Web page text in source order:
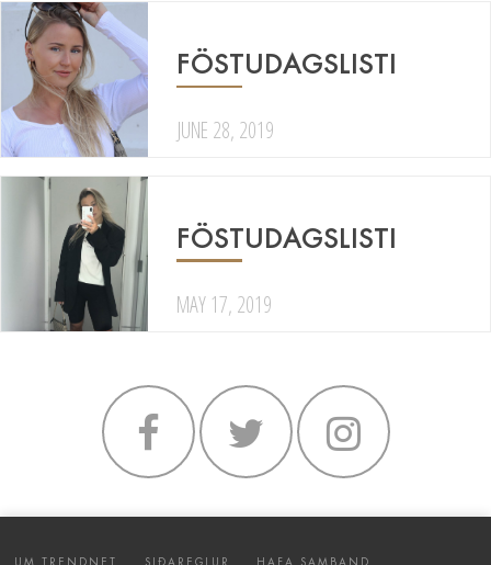
FÖSTUDAGSLISTI
JUNE 28, 2019
FÖSTUDAGSLISTI
MAY 17, 2019